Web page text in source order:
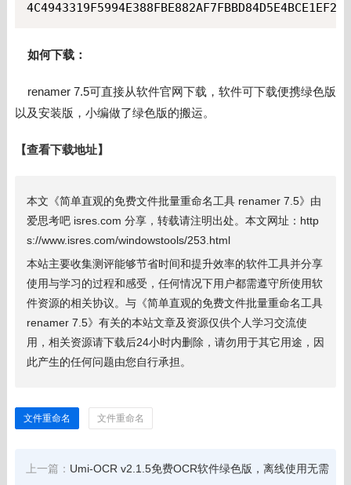
如何下载：
renamer 7.5可直接从软件官网下载，软件可下载便携绿色版
以及安装版，小编做了绿色版的搬运。
【查看下载地址】
本文《简单直观的免费文件批量重命名工具 renamer 7.5》由
爱思考吧 isres.com 分享，转载请注明出处。本文网址：http
s://www.isres.com/windowstools/253.html
本站主要收集测评能够节省时间和提升效率的软件工具并分享
使用与学习的过程和感受，任何情况下用户都需遵守所使用软
件资源的相关协议。与《简单直观的免费文件批量重命名工具
renamer 7.5》有关的本站文章及资源仅供个人学习交流使
用，相关资源请下载后24小时内删除，请勿用于其它用途，因
此产生的任何问题由您自行承担。
文件重命名 文件重命名
上一篇： Umi-OCR v2.1.5免费OCR软件绿色版，离线使用无需